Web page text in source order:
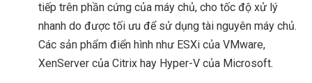
tiếp trên phần cứng của máy chủ, cho tốc độ xử lý
nhanh do được tối ưu để sử dụng tài nguyên máy chủ.
Các sản phẩm điển hình như ESXi của VMware,
XenServer của Citrix hay Hyper-V của Microsoft.